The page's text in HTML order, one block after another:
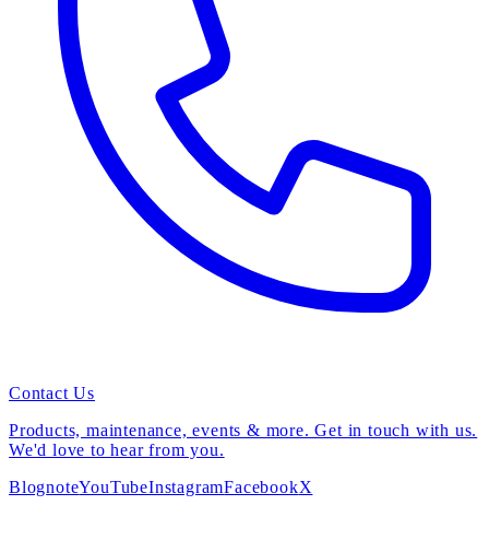
Contact Us
Products, maintenance, events & more. Get in touch with us.
We'd love to hear from you.
BlognoteYouTubeInstagramFacebookX